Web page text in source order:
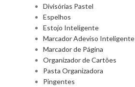
Divisórias Pastel
Espelhos
Estojo Inteligente
Marcador Adeviso Inteligente
Marcador de Página
Organizador de Cartões
Pasta Organizadora
Pingentes